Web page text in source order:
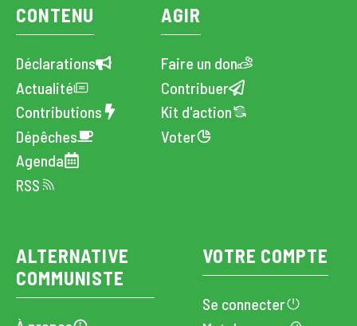
CONTENU
Déclarations
Actualité
Contributions
Dépêches
Agenda
RSS
AGIR
Faire un don
Contribuer
Kit d'action
Voter
ALTERNATIVE
COMMUNISTE
VOTRE COMPTE
Se connecter